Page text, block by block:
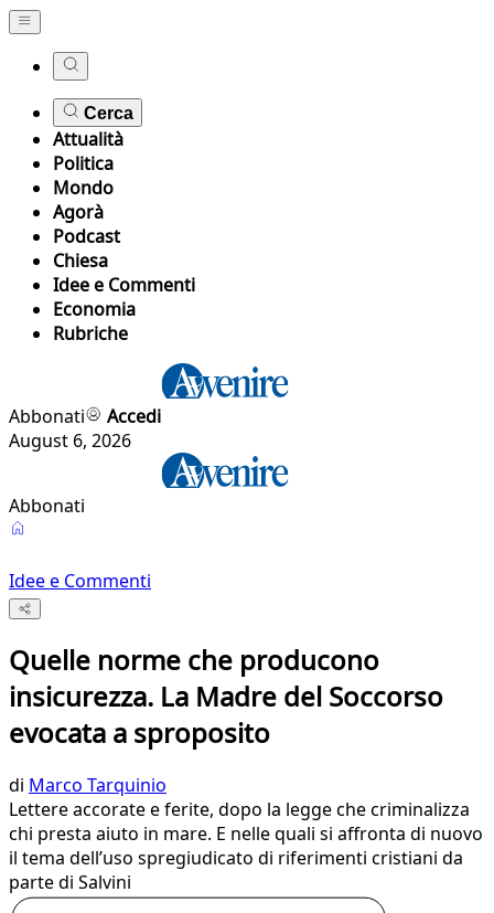
Cerca
Attualità
Politica
Mondo
Agorà
Podcast
Chiesa
Idee e Commenti
Economia
Rubriche
Abbonati
Accedi
August 6, 2026
Abbonati
Idee e Commenti
Quelle norme che producono
insicurezza. La Madre del Soccorso
evocata a sproposito
di Marco Tarquinio
Lettere accorate e ferite, dopo la legge che criminalizza
chi presta aiuto in mare. E nelle quali si affronta di nuovo
il tema dell’uso spregiudicato di riferimenti cristiani da
parte di Salvini